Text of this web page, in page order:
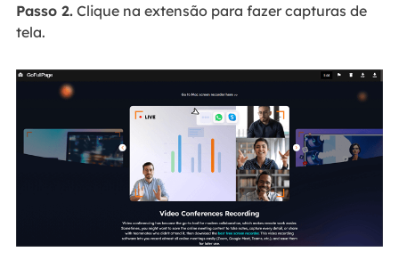
Passo 2.Clique na extensão para fazer capturas de
tela.